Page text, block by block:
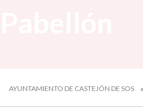
AYUNTAMIENTO DE CASTEJÓN DE SOS